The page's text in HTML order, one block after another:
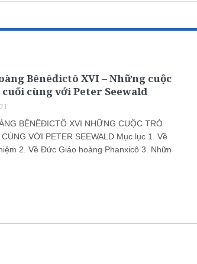
Bênêđictô XVI – Những cuộc
cùng với Peter Seewald
BÊNÊĐICTÔ XVI NHỮNG CUỘC TRÒ
VỚI PETER SEEWALD Mục lục 1. Về
2. Về Đức Giáo hoàng Phanxicô 3. Nhữn